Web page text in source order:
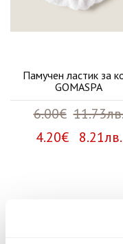
Памучен ластик за
GOMASPA
6.00€
4.20€ 8.21лв.
Споделете